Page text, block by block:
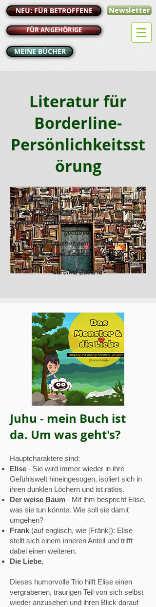
NEU: FÜR BETROFFENE
FÜR ANGEHÖRIGE
MEINE BÜCHER
Newsletter
Literatur für
Borderline-
Persönlichkeitsst
örung
“I have learned that when sadness comes
to visit me, all I can do is say “I see you.”
I spend some time with it, get up, and say
goodbye.
I don’t push it away, I own it.
And because I own it, I let it go.”
Carolina Zacaria
Juhu - mein Buch ist
da. Um was geht's?
Hauptcharaktere sind:
Elise - Sie wird immer wieder in ihre
Gefühlswelt hineingesogen, isoliert sich in
ihren dunklen Löchern und ist ratlos.
Der weise Baum - Mit ihm bespricht Elise,
was sie tun könnte. Wie soll sie damit
umgehen?
Frank (auf englisch, wie [Fränk]): Elise
stellt sich einem inneren Anteil und trifft
dabei einen weiteren.
Die Liebe.
Dieses humorvolle Trio hilft Elise einen
vergrabenen, traurigen Teil von sich selbst
wieder anzusehen und ihren Blick darauf